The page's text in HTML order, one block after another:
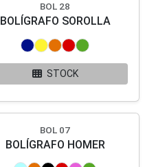
BOL 28
BOLÍGRAFO SOROLLA
STOCK
BOL 07
BOLÍGRAFO HOMER